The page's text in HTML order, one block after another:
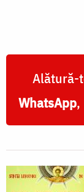
Alătură-
WhatsApp,